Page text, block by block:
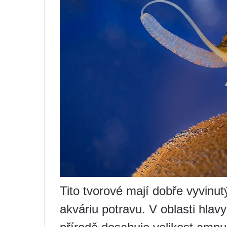
Tito tvorové mají dobře
akváriu potravu. V oblasti